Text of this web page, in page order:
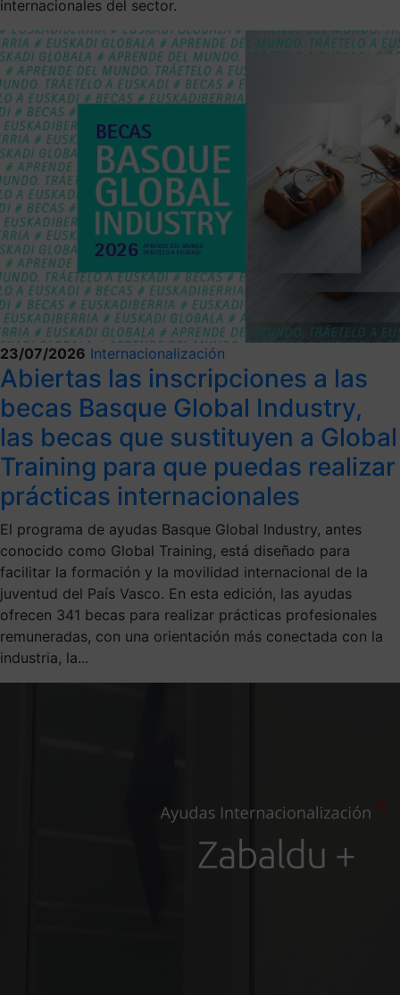
internacionales del sector.
23/07/2026 Internacionalización
Abiertas las inscripciones a las
becas Basque Global Industry,
las becas que sustituyen a Global
Training para que puedas realizar
prácticas internacionales
El programa de ayudas Basque Global Industry, antes
conocido como Global Training, está diseñado para
facilitar la formación y la movilidad internacional de la
juventud del País Vasco. En esta edición, las ayudas
ofrecen 341 becas para realizar prácticas profesionales
remuneradas, con una orientación más conectada con la
industria, la...